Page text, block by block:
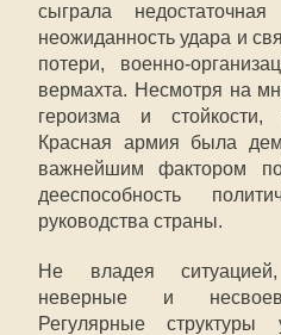
сыграла
неожиданность удара и
потери, военно-
вермахта. Несмотря на
героизма и стойкости,
Красная армия была
важнейшим фактором
дееспособность
руководства страны.
Не владея
неверные и
Регулярные структуры